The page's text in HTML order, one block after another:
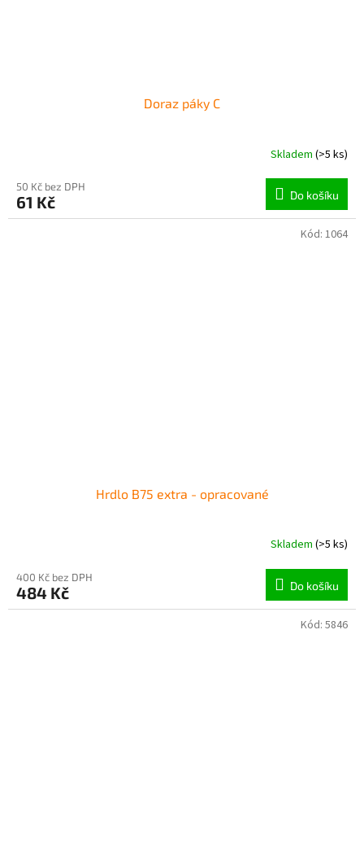
Doraz páky C
Skladem (>5 ks)
50 Kč bez DPH
61 Kč Do košíku
Hrdlo B75 extra - opracované
Skladem (>5 ks)
400 Kč bez DPH
484 Kč Do košíku
Kód: 1064
Kód: 5846